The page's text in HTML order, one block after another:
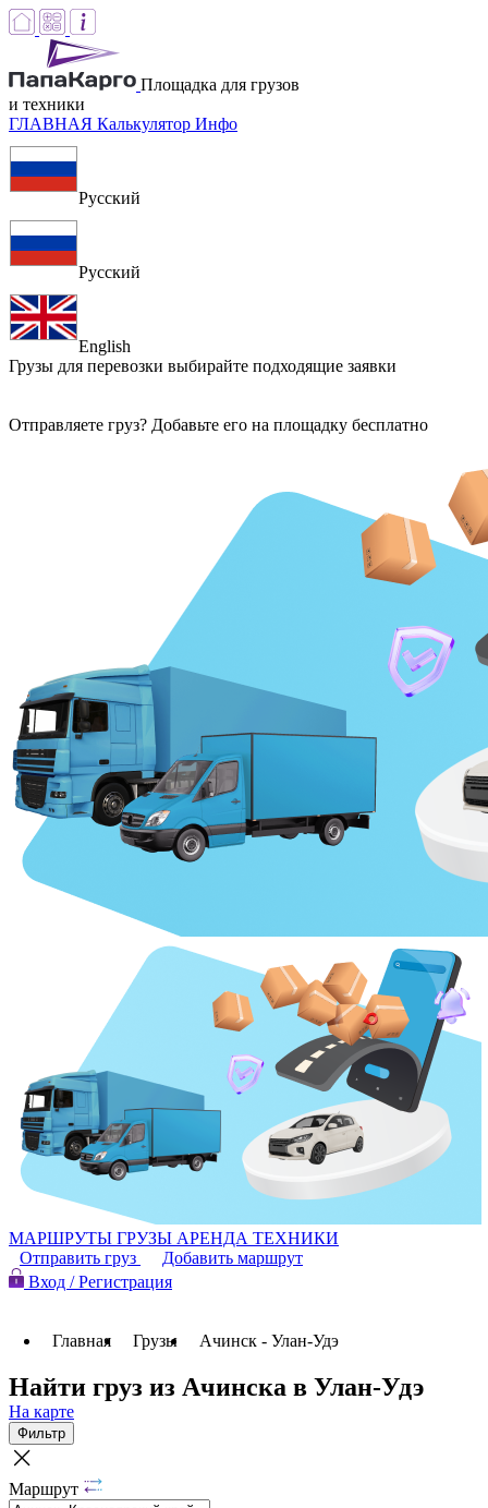
Площадка для грузов
и техники
ГЛАВНАЯ Калькулятор Инфо
Русский
Русский
English
Грузы для перевозки выбирайте подходящие заявки
Отправляете груз? Добавьте его на площадку бесплатно
МАРШРУТЫ ГРУЗЫ АРЕНДА ТЕХНИКИ
Отправить груз
Добавить маршрут
Вход / Регистрация
Главная Грузы Ачинск - Улан-Удэ
Найти груз из Ачинска в Улан-Удэ
На карте
Фильтр
Маршрут